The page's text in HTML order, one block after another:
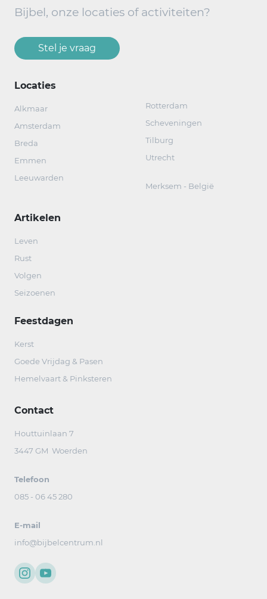
Bijbel, onze locaties of activiteiten?
Stel je vraag
Locaties
Alkmaar
Amsterdam
Breda
Emmen
Leeuwarden
Rotterdam
Scheveningen
Tilburg
Utrecht
Merksem - België
Artikelen
Leven
Rust
Volgen
Seizoenen
Feestdagen
Kerst
Goede Vrijdag & Pasen
Hemelvaart & Pinksteren
Contact
Houttuinlaan 7
3447 GM Woerden
Telefoon
085 - 06 45 280
E-mail
info@bijbelcentrum.nl